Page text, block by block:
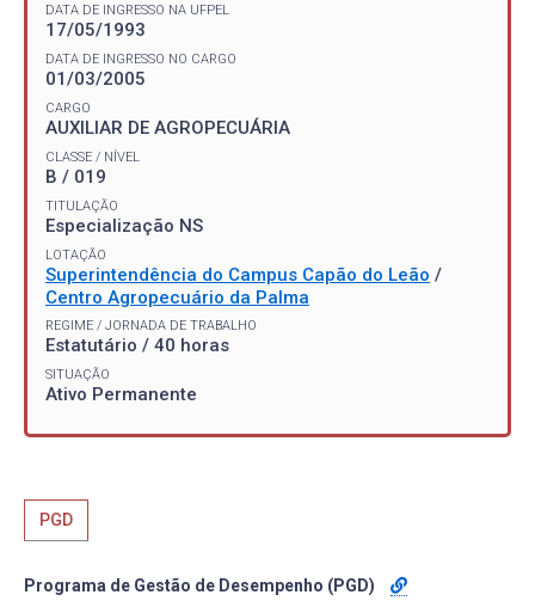
DATA DE INGRESSO NA UFPEL
17/05/1993
DATA DE INGRESSO NO CARGO
01/03/2005
CARGO
AUXILIAR DE AGROPECUÁRIA
CLASSE / NÍVEL
B / 019
TITULAÇÃO
Especialização NS
LOTAÇÃO
Superintendência do Campus Capão do Leão /
Centro Agropecuário da Palma
REGIME / JORNADA DE TRABALHO
Estatutário / 40 horas
SITUAÇÃO
Ativo Permanente
PGD
Programa de Gestão de Desempenho (PGD)